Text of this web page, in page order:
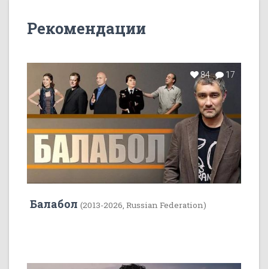
Рекомендации
84 17
Балабол (2013-2026, Russian Federation)